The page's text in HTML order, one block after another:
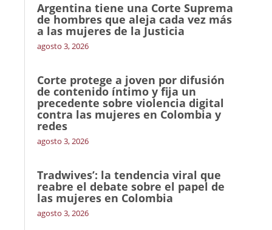
Argentina tiene una Corte Suprema
de hombres que aleja cada vez más
a las mujeres de la Justicia
agosto 3, 2026
Corte protege a joven por difusión
de contenido íntimo y fija un
precedente sobre violencia digital
contra las mujeres en Colombia y
redes
agosto 3, 2026
Tradwives’: la tendencia viral que
reabre el debate sobre el papel de
las mujeres en Colombia
agosto 3, 2026